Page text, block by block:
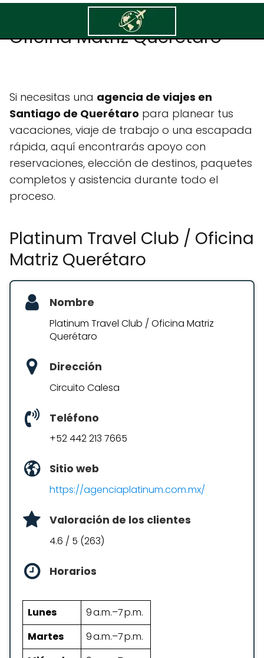
Platinum Travel Club /
Oficina Matriz Querétaro
Si necesitas una agencia de viajes en
Santiago de Querétaro para planear tus
vacaciones, viaje de trabajo o una escapada
rápida, aquí encontrarás apoyo con
reservaciones, elección de destinos, paquetes
completos y asistencia durante todo el
proceso.
Platinum Travel Club / Oficina
Matriz Querétaro
Nombre
Platinum Travel Club / Oficina Matriz
Querétaro
Dirección
Circuito Calesa
Teléfono
+52 442 213 7665
Sitio web
https://agenciaplatinum.com.mx/
Valoración de los clientes
4.6 / 5 (263)
Horarios
Lunes
9 a.m.–7 p.m.
Martes
9 a.m.–7 p.m.